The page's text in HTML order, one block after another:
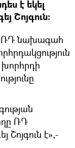
է եկել
Շոյգուն։
ՌԴ նախագահ
ՌԴ
է»,-